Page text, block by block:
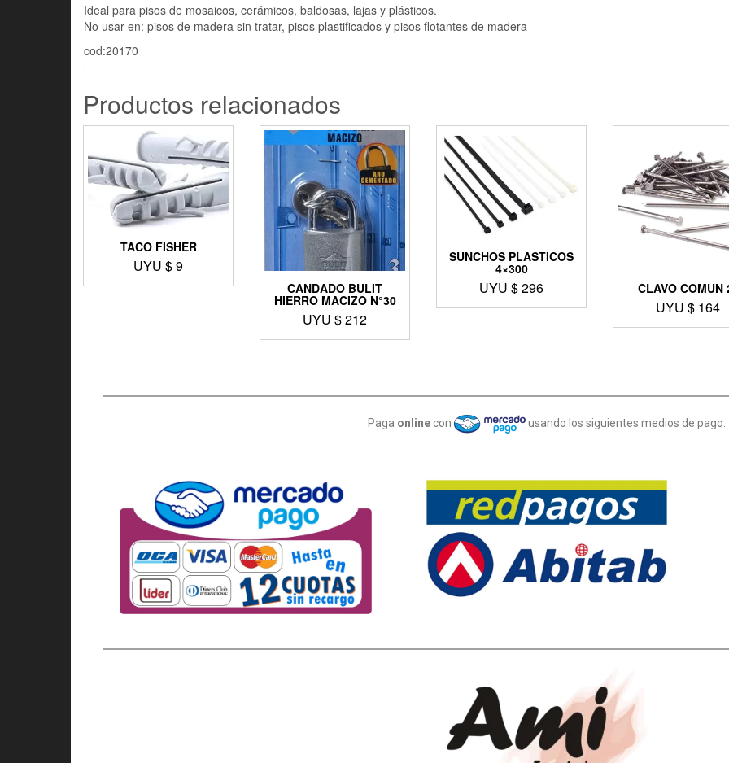
Ideal para pisos de mosaicos, cerámicos, baldosas, lajas y plásticos.
No usar en: pisos de madera sin tratar, pisos plastificados y pisos flotantes de madera
cod:20170
Productos relacionados
TACO FISHER
UYU $9
CANDADO BULIT
HIERRO MACIZO N°30
UYU $212
SUNCHOS PLASTICOS
4×300
UYU $296 CLAVO COMUN
UYU $ 164
Paga online con usando los siguientes medios de pago: